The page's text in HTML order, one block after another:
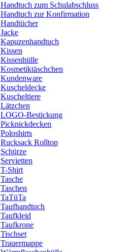
Handtuch zum Schulabschluss
Handtuch zur Konfirmation
Handtücher
Jacke
Kapuzenhandtuch
Kissen
Kissenhülle
Kosmetiktäschchen
Kundenware
Kuscheldecke
Kuscheltiere
Lätzchen
LOGO-Bestickung
Picknickdecken
Poloshirts
Rucksack Rolltop
Schürze
Servietten
T-Shirt
Tasche
Taschen
TaTüTa
Taufhandtuch
Taufkleid
Taufkrone
Tischset
Trauermappe